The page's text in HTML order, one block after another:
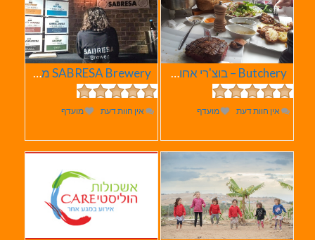
Butchery – בוצ'רי אחוזת הבשר
אין חוות דעת מועדף
SABRESA Brewery מבשלת שיכר | מבשלת בירה
אין חוות דעת מועדף